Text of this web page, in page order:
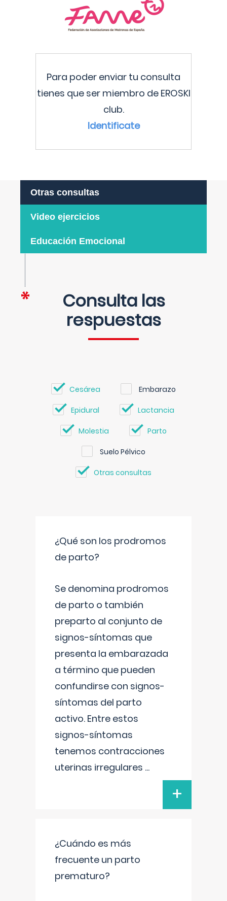
Para poder enviar tu consulta
tienes que ser miembro de EROSKI
club.
Identificate
Otras consultas
Video ejercicios
Educación Emocional
Consulta las
respuestas
Cesárea Embarazo
Epidural Lactancia
Molestia Parto
Suelo Pélvico
Otras consultas
¿Qué son los prodromos
de parto?
Se denomina prodromos
de parto o también
preparto al conjunto de
signos-síntomas que
presenta la embarazada
a término que pueden
confundirse con signos-
síntomas del parto
activo. Entre estos
signos-síntomas
tenemos contracciones
uterinas irregulares ...
+
¿Cuándo es más
frecuente un parto
prematuro?